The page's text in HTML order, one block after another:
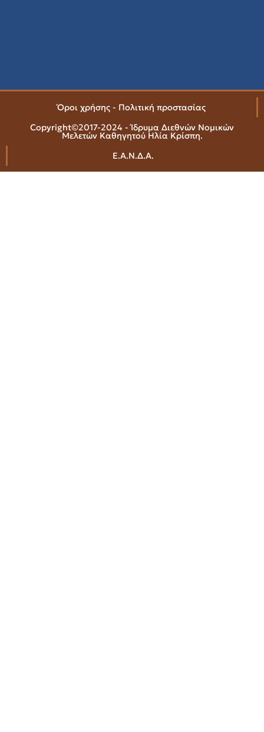
Όροι χρήσης - Πολιτική προστασίας
Copyright©2017-2024 - Ίδρυμα Διεθνών Νομικών
Μελετών Καθηγητού Ηλία Κρίσπη.
Ε.Α.Ν.Δ.Α.